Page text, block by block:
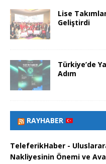
Lise
Geliştirdi
Türkiye’de
Adım
RAYHABER
TeleferikHaber -
Nakliyesinin Önemi ve